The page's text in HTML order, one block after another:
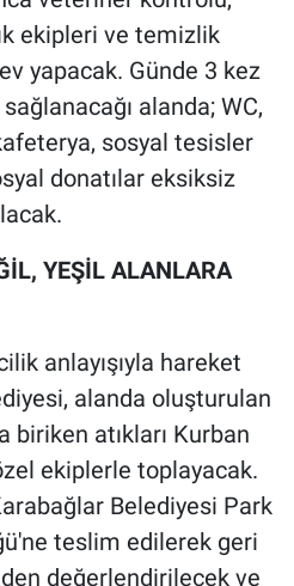
ekipleri ve temizlik
yapacak. Günde 3 kez
alanda; WC,
sosyal tesisler
donatılar eksiksiz
YEŞİL ALANLARA
anlayışıyla hareket
alanda oluşturulan
biriken atıkları Kurban
ekiplerle toplayacak.
Belediyesi Park
teslim edilerek geri
değerlendirilecek ve